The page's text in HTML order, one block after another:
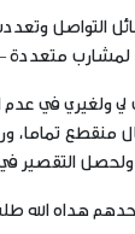
التواصل
متعددة
لي ولغيري في
منقطع تماما،
التقصير في
هداه الله